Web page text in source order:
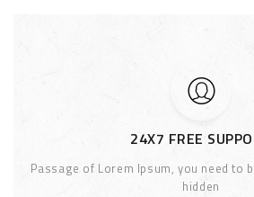
24X7 FREE
Passage of Lorem Ipsum, you need to
hidden